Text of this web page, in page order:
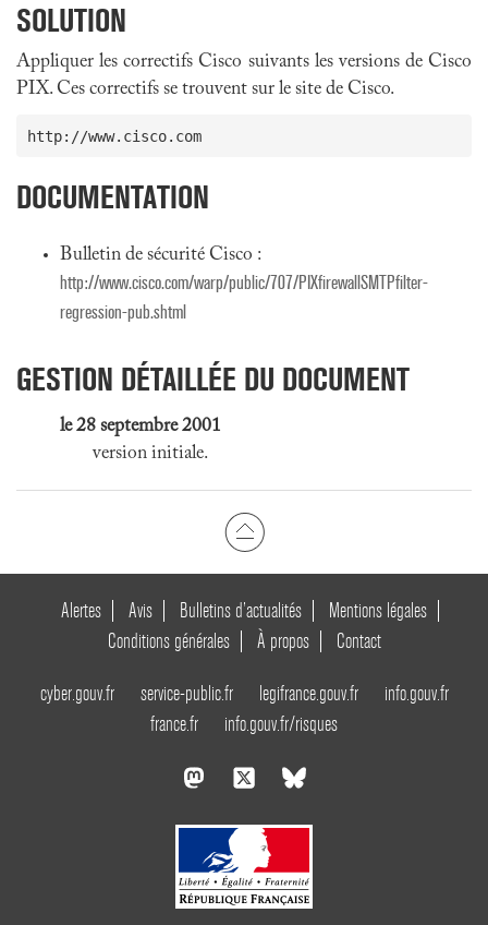
SOLUTION
Appliquer les correctifs Cisco suivants les versions de Cisco
PIX. Ces correctifs se trouvent sur le site de Cisco.
http://www.cisco.com
DOCUMENTATION
Bulletin de sécurité Cisco :
http://www.cisco.com/warp/public/707/PIXfirewallSMTPfilter-
regression-pub.shtml
GESTION DÉTAILLÉE DU DOCUMENT
le 28 septembre 2001
version initiale.
Alertes Avis Bulletins d’actualités
Mentions légales
Conditions générales
À propos Contact
cyber.gouv.fr service-public.fr legifrance.gouv.fr
info.gouv.fr
france.fr
info.gouv.fr/risques